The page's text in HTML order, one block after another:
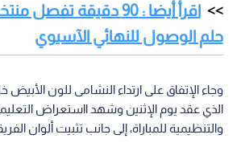
اقرأ أيضا : 90 دقيقة
حلم الوصول للنهائي الآسيوي
وجاء الإتفاق على ارتداء النشامى للون الأبيض
الذي عقد يوم الإثنين وشهد ااستعراض
والتنظيمية للمباراة، إلى جانب تثبيت ألوان